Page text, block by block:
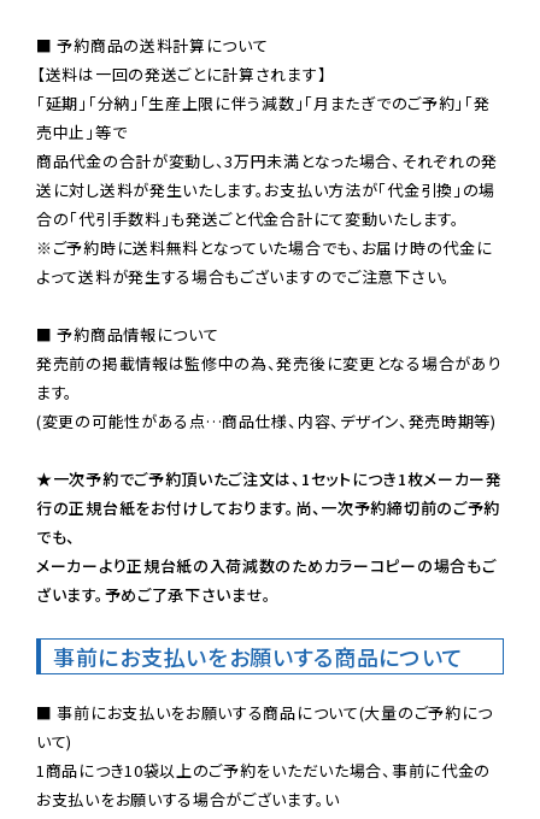
■ 予約商品の送料計算について
【送料は一回の発送ごとに計算されます】
「延期」「分納」「生産上限に伴う減数」「月またぎでのご予約」「発
売中止」等で
商品代金の合計が変動し、3万円未満となった場合、それぞれの発
送に対し送料が発生いたします。お支払い方法が「代金引換」の場
※ご予約時に送料無料となっていた場合でも、お届け時の代金に
よって送料が発生する場合もございますのでご注意下さい。
■ 予約商品情報について
発売前の掲載情報は監修中の為、発売後に変更となる場合があり
ます。
(変更の可能性がある点…商品仕様、内容、デザイン、発売時期等)
★一次予約でご予約頂いたご注文は、1セットにつき1枚メーカー発
行の正規台紙をお付けしております。尚、一次予約締切前のご予約
でも、
メーカーより正規台紙の入荷減数のためカラーコピーの場合もご
ざいます。予めご了承下さいませ。
事前にお支払いをお願いする商品について
■ 事前にお支払いをお願いする商品について(大量のご予約につ
いて)
1商品につき10袋以上のご予約をいただいた場合、事前に代金の
お支払いをお願いする場合がございます。い